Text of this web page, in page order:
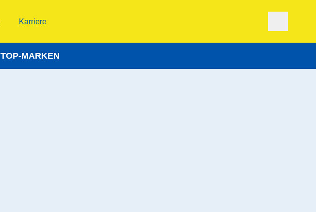
Karriere
TOP-MARKEN